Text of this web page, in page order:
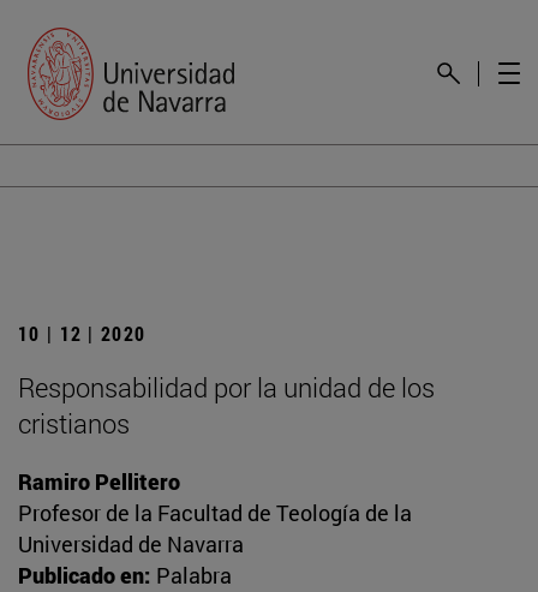
10 | 12 | 2020
Responsabilidad por la unidad de los
cristianos
Ramiro Pellitero
Profesor de la Facultad de Teología de la
Universidad de Navarra
Publicado en: Palabra